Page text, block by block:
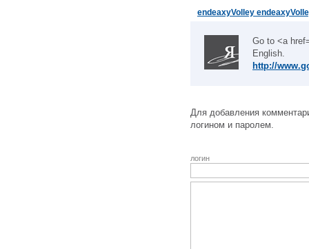
endeaxyVolley
Go to <a
English.
http://
Для добавления
логином и паролем.
логин